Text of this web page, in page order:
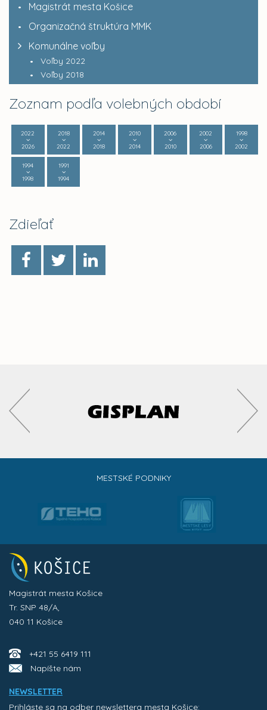
Magistrát mesta Košice
Organizačná štruktúra MMK
Komunálne voľby
Voľby 2022
Voľby 2018
Zoznam podľa volebných období
2022
2026
2018
2022
2014
2018
2010
2014
2006
2010
2002
2006
1998
2002
1994
1998
1991
1994
Zdieľať
MESTSKÉ PODNIKY
Magistrát mesta Košice
Tr. SNP 48/A,
040 11 Košice
+421 55 6419 111
Napíšte nám
NEWSLETTER
Prihláste sa na odber newslettera mesta Košice: